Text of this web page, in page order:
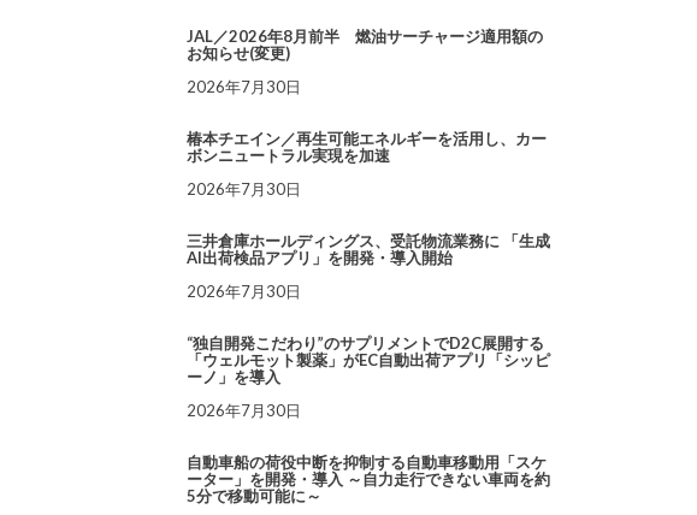
JAL／2026年8月前半 燃油サーチャージ適用額の
お知らせ(変更)
2026年7月30日
椿本チエイン／再生可能エネルギーを活用し、カー
ボンニュートラル実現を加速
2026年7月30日
三井倉庫ホールディングス、受託物流業務に 「生成
AI出荷検品アプリ」を開発・導入開始
2026年7月30日
“独自開発こだわり”のサプリメントでD2C展開する
「ウェルモット製薬」がEC自動出荷アプリ「シッピ
ーノ」を導入
2026年7月30日
自動車船の荷役中断を抑制する自動車移動用「スケ
ーター」を開発・導入 ～自力走行できない車両を約
5分で移動可能に～